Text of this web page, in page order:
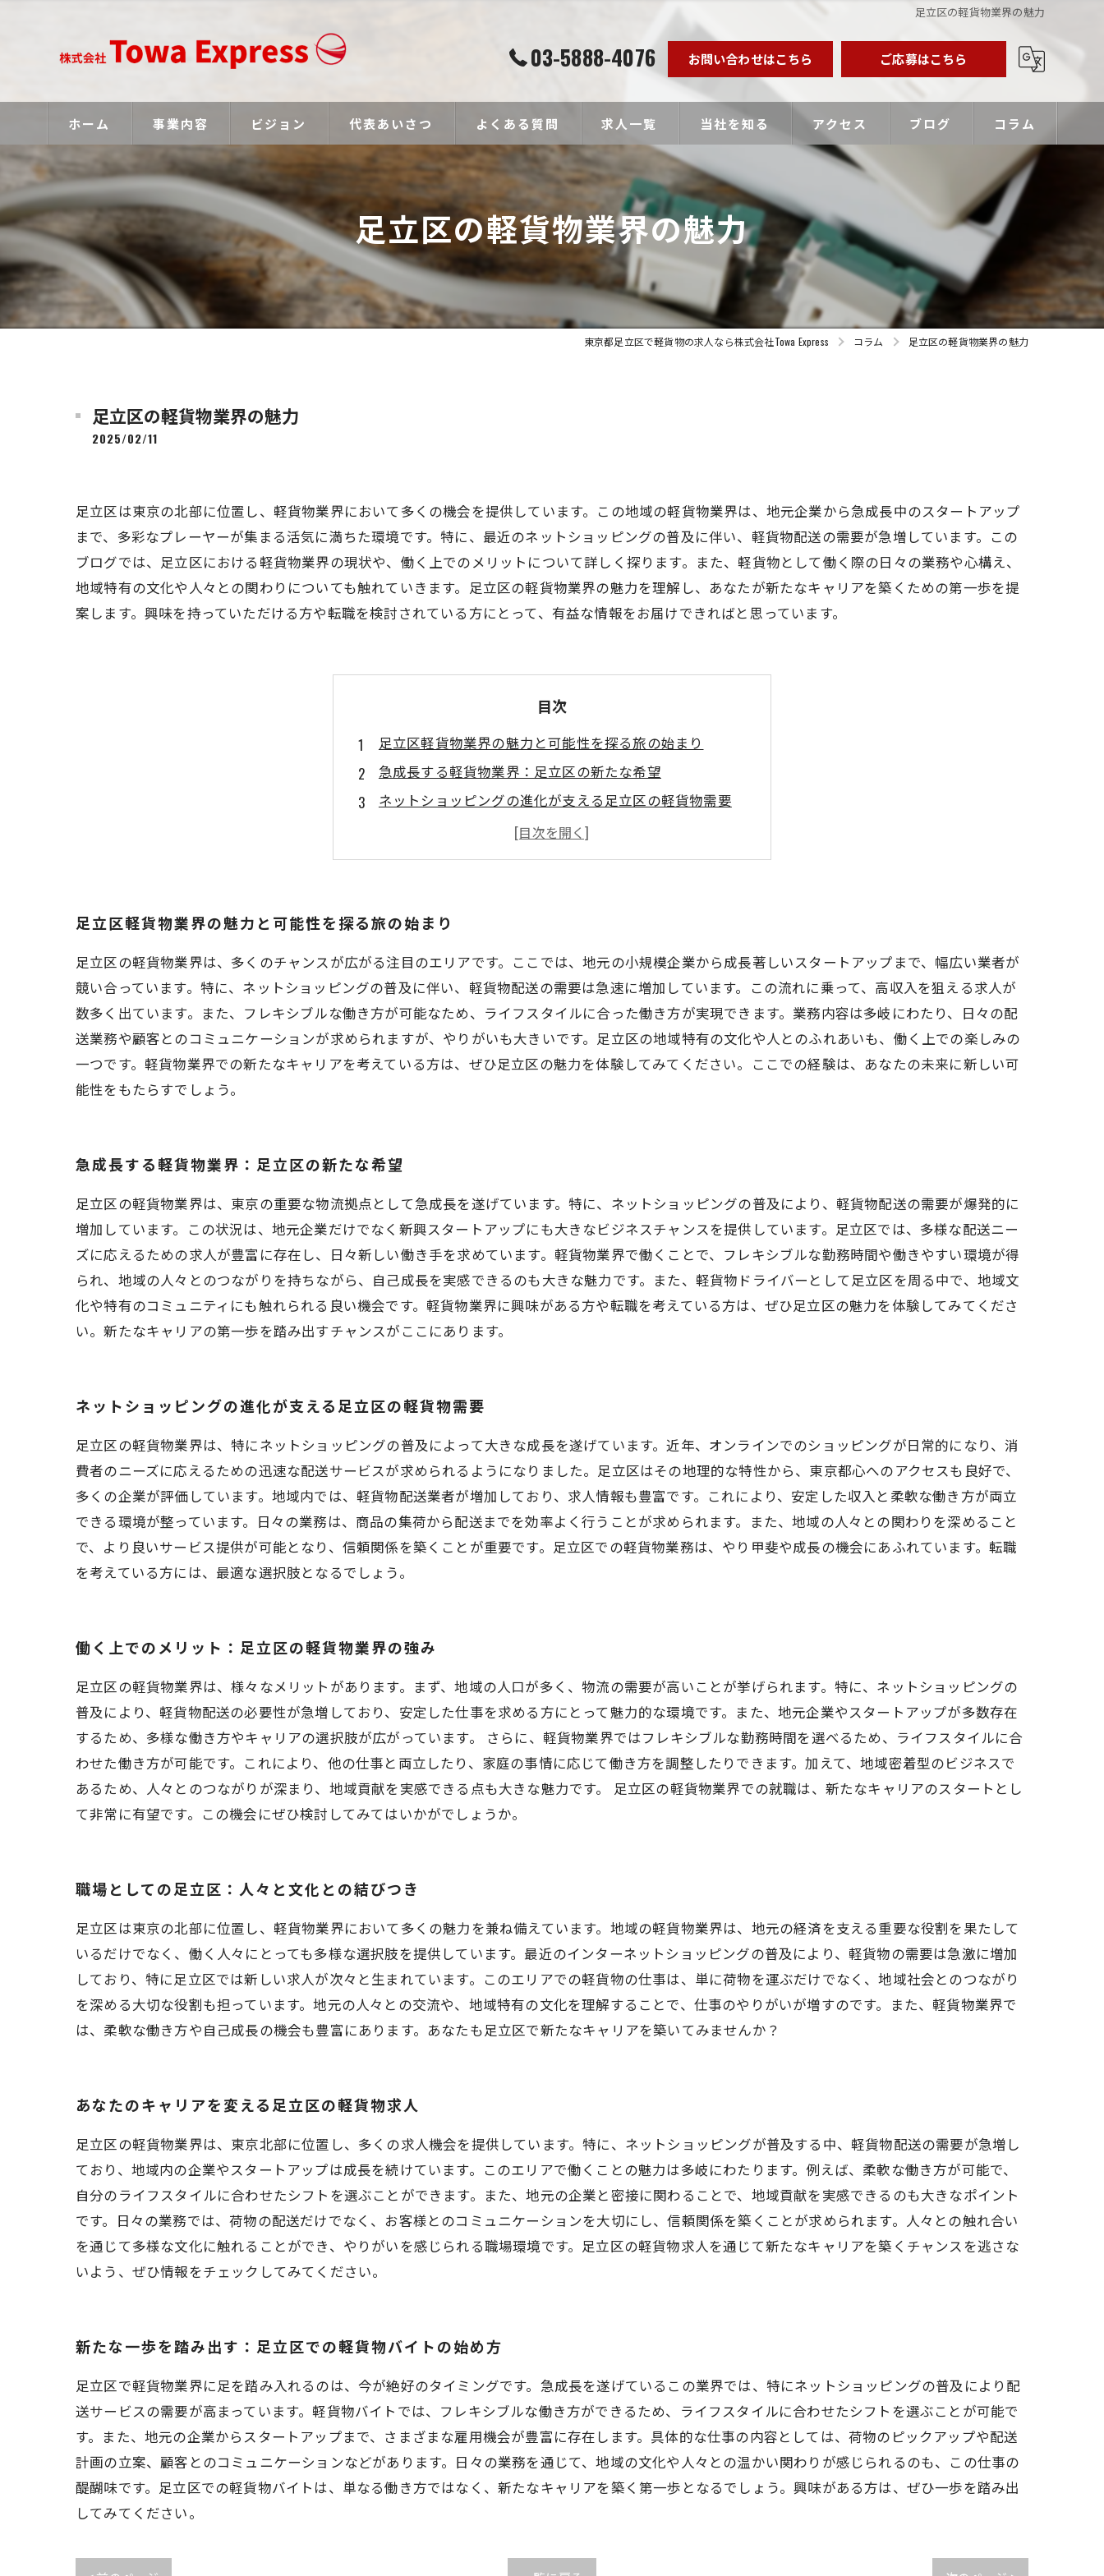
足立区の軽貨物業界の魅力
03-5888-4076 お問い合わせはこちら ご応募はこちら
ホーム 事業内容 ビジョン 代表あいさつ よくある質問 求人一覧 当社を知る
個人事業主
ドライバー
未経験
経験者優遇
高収入
アクセス ブログ コラム
足立区の軽貨物業界の魅力
東京都足立区で軽貨物の求人なら株式会社Towa Express コラム 足立区の軽貨物業界の魅力
足立区の軽貨物業界の魅力
2025/02/11
足立区は東京の北部に位置し、軽貨物業界において多くの機会を提供しています。この地域の軽貨物業界は、地元企業から急成長中のスタートアップ
まで、多彩なプレーヤーが集まる活気に満ちた環境です。特に、最近のネットショッピングの普及に伴い、軽貨物配送の需要が急増しています。この
ブログでは、足立区における軽貨物業界の現状や、働く上でのメリットについて詳しく探ります。また、軽貨物として働く際の日々の業務や心構え、
地域特有の文化や人々との関わりについても触れていきます。足立区の軽貨物業界の魅力を理解し、あなたが新たなキャリアを築くための第一歩を提
案します。興味を持っていただける方や転職を検討されている方にとって、有益な情報をお届けできればと思っています。
目次
足立区軽貨物業界の魅力と可能性を探る旅の始まり
急成長する軽貨物業界：足立区の新たな希望
ネットショッピングの進化が支える足立区の軽貨物需要
働く上でのメリット：足立区の軽貨物業界の強み
職場としての足立区：人々と文化との結びつき
新たな一歩を踏み出す：足立区での軽貨物バイトの始め方
足立区軽貨物業界の魅力と可能性を探る旅の始まり
足立区の軽貨物業界は、多くのチャンスが広がる注目のエリアです。ここでは、地元の小規模企業から成長著しいスタートアップまで、幅広い業者が
競い合っています。特に、ネットショッピングの普及に伴い、軽貨物配送の需要は急速に増加しています。この流れに乗って、高収入を狙える求人が
数多く出ています。また、フレキシブルな働き方が可能なため、ライフスタイルに合った働き方が実現できます。業務内容は多岐にわたり、日々の配
送業務や顧客とのコミュニケーションが求められますが、やりがいも大きいです。足立区の地域特有の文化や人とのふれあいも、働く上での楽しみの
一つです。軽貨物業界での新たなキャリアを考えている方は、ぜひ足立区の魅力を体験してみてください。ここでの経験は、あなたの未来に新しい可
能性をもたらすでしょう。
急成長する軽貨物業界：足立区の新たな希望
足立区の軽貨物業界は、東京の重要な物流拠点として急成長を遂げています。特に、ネットショッピングの普及により、軽貨物配送の需要が爆発的に
増加しています。この状況は、地元企業だけでなく新興スタートアップにも大きなビジネスチャンスを提供しています。足立区では、多様な配送ニー
ズに応えるための求人が豊富に存在し、日々新しい働き手を求めています。軽貨物業界で働くことで、フレキシブルな勤務時間や働きやすい環境が得
られ、地域の人々とのつながりを持ちながら、自己成長を実感できるのも大きな魅力です。また、軽貨物ドライバーとして足立区を周る中で、地域文
化や特有のコミュニティにも触れられる良い機会です。軽貨物業界に興味がある方や転職を考えている方は、ぜひ足立区の魅力を体験してみてくださ
い。新たなキャリアの第一歩を踏み出すチャンスがここにあります。
ネットショッピングの進化が支える足立区の軽貨物需要
足立区の軽貨物業界は、特にネットショッピングの普及によって大きな成長を遂げています。近年、オンラインでのショッピングが日常的になり、消
費者のニーズに応えるための迅速な配送サービスが求められるようになりました。足立区はその地理的な特性から、東京都心へのアクセスも良好で、
多くの企業が評価しています。地域内では、軽貨物配送業者が増加しており、求人情報も豊富です。これにより、安定した収入と柔軟な働き方が両立
できる環境が整っています。日々の業務は、商品の集荷から配送までを効率よく行うことが求められます。また、地域の人々との関わりを深めること
で、より良いサービス提供が可能となり、信頼関係を築くことが重要です。足立区での軽貨物業務は、やり甲斐や成長の機会にあふれています。転職
を考えている方には、最適な選択肢となるでしょう。
働く上でのメリット：足立区の軽貨物業界の強み
足立区の軽貨物業界は、様々なメリットがあります。まず、地域の人口が多く、物流の需要が高いことが挙げられます。特に、ネットショッピングの
普及により、軽貨物配送の必要性が急増しており、安定した仕事を求める方にとって魅力的な環境です。また、地元企業やスタートアップが多数存在
するため、多様な働き方やキャリアの選択肢が広がっています。 さらに、軽貨物業界ではフレキシブルな勤務時間を選べるため、ライフスタイルに合
わせた働き方が可能です。これにより、他の仕事と両立したり、家庭の事情に応じて働き方を調整したりできます。加えて、地域密着型のビジネスで
あるため、人々とのつながりが深まり、地域貢献を実感できる点も大きな魅力です。 足立区の軽貨物業界での就職は、新たなキャリアのスタートとし
て非常に有望です。この機会にぜひ検討してみてはいかがでしょうか。
職場としての足立区：人々と文化との結びつき
足立区は東京の北部に位置し、軽貨物業界において多くの魅力を兼ね備えています。地域の軽貨物業界は、地元の経済を支える重要な役割を果たして
いるだけでなく、働く人々にとっても多様な選択肢を提供しています。最近のインターネットショッピングの普及により、軽貨物の需要は急激に増加
しており、特に足立区では新しい求人が次々と生まれています。このエリアでの軽貨物の仕事は、単に荷物を運ぶだけでなく、地域社会とのつながり
を深める大切な役割も担っています。地元の人々との交流や、地域特有の文化を理解することで、仕事のやりがいが増すのです。また、軽貨物業界で
は、柔軟な働き方や自己成長の機会も豊富にあります。あなたも足立区で新たなキャリアを築いてみませんか？
あなたのキャリアを変える足立区の軽貨物求人
足立区の軽貨物業界は、東京北部に位置し、多くの求人機会を提供しています。特に、ネットショッピングが普及する中、軽貨物配送の需要が急増し
ており、地域内の企業やスタートアップは成長を続けています。このエリアで働くことの魅力は多岐にわたります。例えば、柔軟な働き方が可能で、
自分のライフスタイルに合わせたシフトを選ぶことができます。また、地元の企業と密接に関わることで、地域貢献を実感できるのも大きなポイント
です。日々の業務では、荷物の配送だけでなく、お客様とのコミュニケーションを大切にし、信頼関係を築くことが求められます。人々との触れ合い
を通じて多様な文化に触れることができ、やりがいを感じられる職場環境です。足立区の軽貨物求人を通じて新たなキャリアを築くチャンスを逃さな
いよう、ぜひ情報をチェックしてみてください。
新たな一歩を踏み出す：足立区での軽貨物バイトの始め方
足立区で軽貨物業界に足を踏み入れるのは、今が絶好のタイミングです。急成長を遂げているこの業界では、特にネットショッピングの普及により配
送サービスの需要が高まっています。軽貨物バイトでは、フレキシブルな働き方ができるため、ライフスタイルに合わせたシフトを選ぶことが可能で
す。また、地元の企業からスタートアップまで、さまざまな雇用機会が豊富に存在します。具体的な仕事の内容としては、荷物のピックアップや配送
計画の立案、顧客とのコミュニケーションなどがあります。日々の業務を通じて、地域の文化や人々との温かい関わりが感じられるのも、この仕事の
醍醐味です。足立区での軽貨物バイトは、単なる働き方ではなく、新たなキャリアを築く第一歩となるでしょう。興味がある方は、ぜひ一歩を踏み出
してみてください。